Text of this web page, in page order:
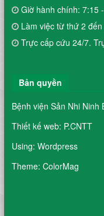
Giờ hành chính: 7:15
Làm việc từ thứ 2
Trực cấp cứu 24/7.
Bản quyền
Bệnh viện Sản Nhi Ninh
Thiết kế web: P.CNTT
Using: Wordpress
Theme: ColorMag